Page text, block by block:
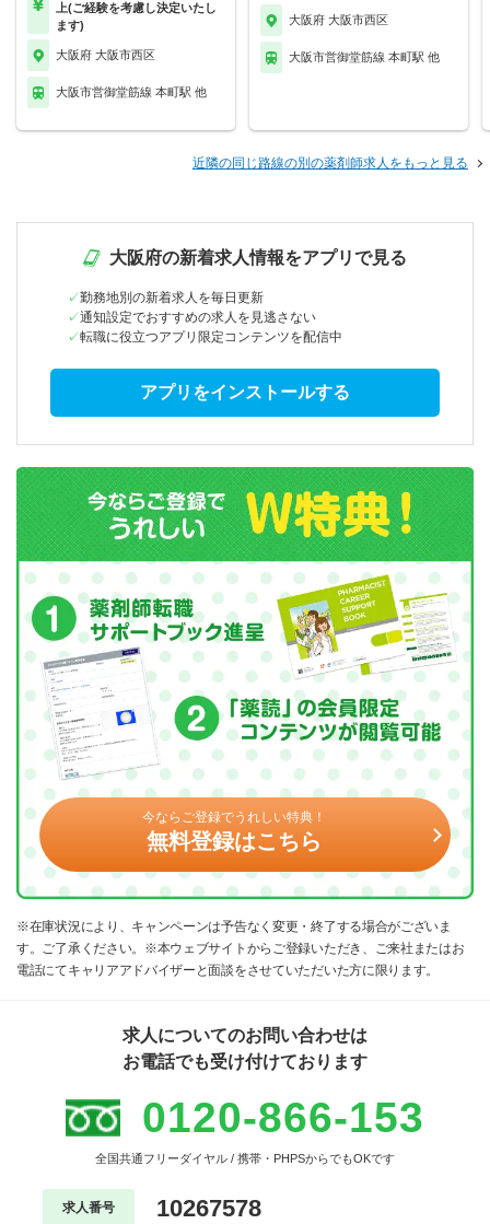
上(ご経験を考慮し決定いたし
ます)
大阪府 大阪市西区
大阪市営御堂筋線 本町駅 他
大阪府 大阪市西区
大阪市営御堂筋線 本町駅 他
近隣の同じ路線の別の薬剤師求人をもっと見る
大阪府の新着求人情報をアプリで見る
勤務地別の新着求人を毎日更新
通知設定でおすすめの求人を見逃さない
転職に役立つアプリ限定コンテンツを配信中
アプリをインストールする
今ならご登録でうれしい特典！
無料登録はこちら
※在庫状況により、キャンペーンは予告なく変更・終了する場合がございま
す。ご了承ください。※本ウェブサイトからご登録いただき、ご来社またはお
電話にてキャリアアドバイザーと面談をさせていただいた方に限ります。
求人についてのお問い合わせは
お電話でも受け付けております
0120-866-153
全国共通フリーダイヤル / 携帯・PHPSからでもOKです
求人番号 10267578